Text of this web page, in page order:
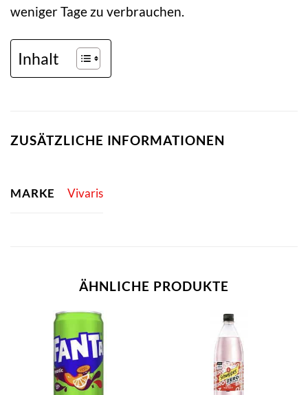
weniger Tage zu verbrauchen.
Inhalt
ZUSÄTZLICHE INFORMATIONEN
MARKE Vivaris
ÄHNLICHE PRODUKTE